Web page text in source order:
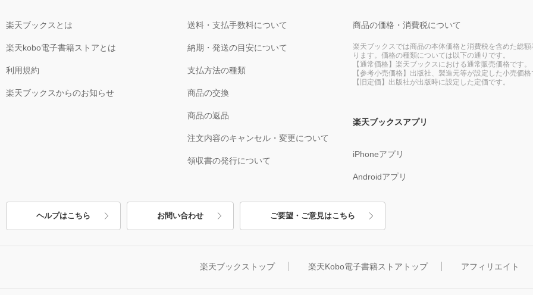
楽天ブックスとは
楽天kobo電子書籍ストアとは
利用規約
楽天ブックスからのお知らせ
送料・支払手数料について
納期・発送の目安について
支払方法の種類
商品の交換
商品の返品
注文内容のキャンセル・変更について
領収書の発行について
商品の価格・消費税について
楽天ブックスでは商品の本体価格と消費税を含めた総額
ります。価格の種類については以下の通りです。
【通常価格】楽天ブックスにおける通常販売価格です。
【参考小売価格】出版社、製造元等が設定した小売価格
【旧定価】出版社が出版時に設定した定価です。
楽天ブックスアプリ
iPhoneアプリ
Androidアプリ
ヘルプはこちら お問い合わせ ご要望・ご意見はこちら
楽天ブックストップ 楽天Kobo電子書籍ストアトップ アフィリエイト